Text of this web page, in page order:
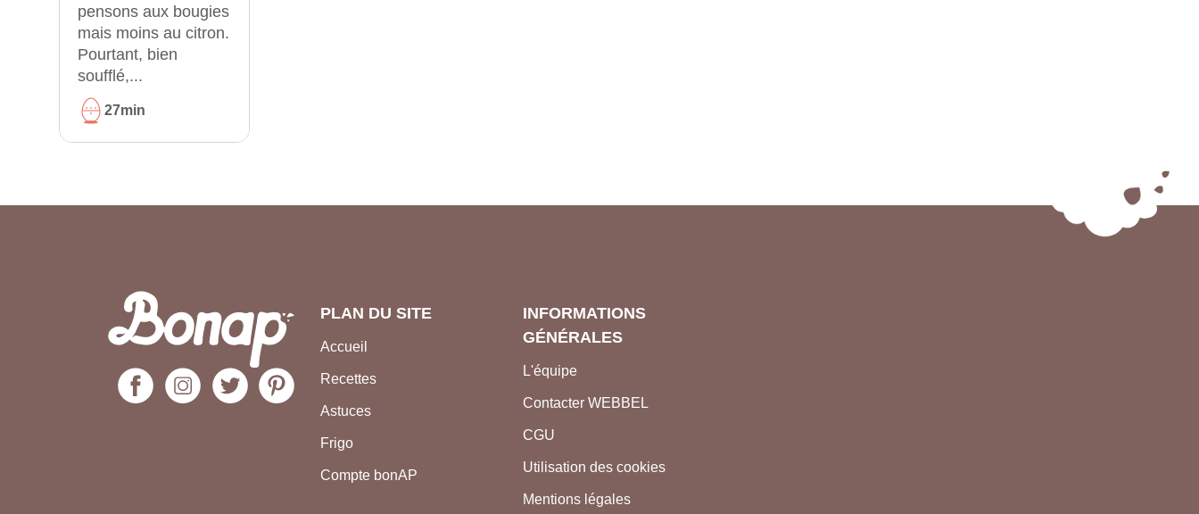
pensons aux bougies
mais moins au citron.
Pourtant, bien
soufflé,...
27min
PLAN DU SITE
Accueil
Recettes
Astuces
Frigo
Compte bonAP
INFORMATIONS
GÉNÉRALES
L'équipe
Contacter WEBBEL
CGU
Utilisation des cookies
Mentions légales